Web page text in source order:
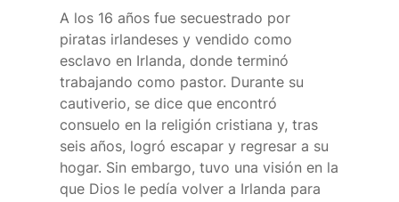
A los 16 años fue secuestrado por
piratas irlandeses y vendido como
esclavo en Irlanda, donde terminó
trabajando como pastor. Durante su
cautiverio, se dice que encontró
consuelo en la religión cristiana y, tras
seis años, logró escapar y regresar a su
hogar. Sin embargo, tuvo una visión en la
que Dios le pedía volver a Irlanda para